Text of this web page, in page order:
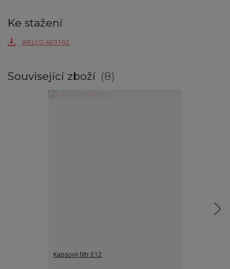
Ke stažení
WELCO AE9102
Související zboží 8
Kapsový filtr E12